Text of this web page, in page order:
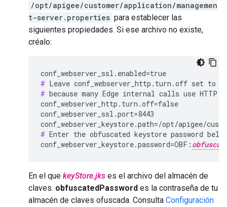
/opt/apigee/customer/application/managemen
t-server.properties para establecer las
siguientes propiedades. Si ese archivo no existe,
créalo:
#
# because many Edge internal calls use HTTP.
conf_webserver_http.turn.off=false
conf_webserver_ssl.port=8443
conf_webserver_keystore.path=/opt/apigee/
# Enter the obfuscated keystore password
conf_webserver_keystore.password=OBF:
En el que keyStore.jks es el archivo del almacén de
claves. obfuscatedPassword es la contraseña de tu
almacén de claves ofuscada. Consulta Configuración